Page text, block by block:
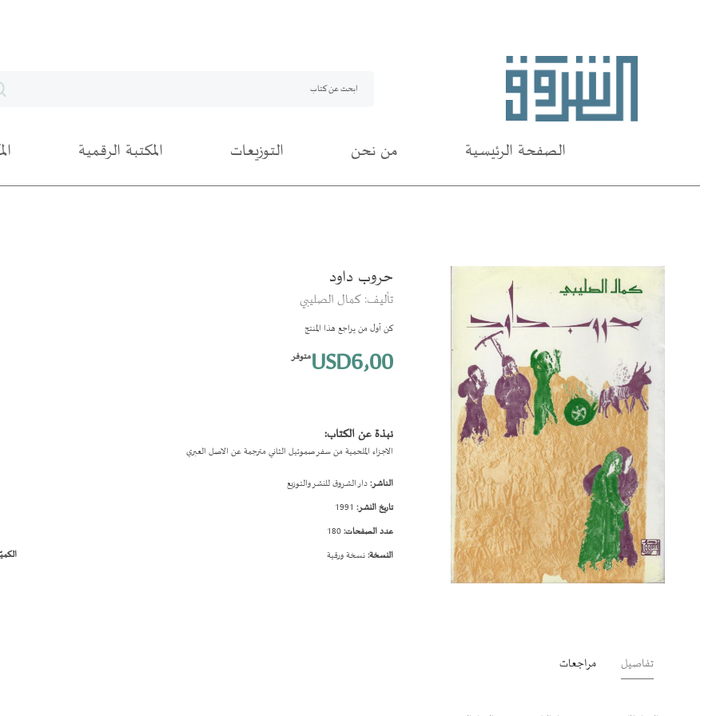
الصفحة الرئيسية من نحن التوزيعات المكتبة الرقمية
حروب داود
تأليف: كمال الصليبي
كن أول من يراجع هذا المنتج
USD6٫00متوفر
نبذة عن الكتاب:
الاجزاء الملحمية من سفر صموئيل الثاني مترجمة عن الاصل العبري
الناشر:دار الشروق للنشر والتوزيع
تاريخ النشر:
عدد الصفحات:180
النسخة:نسخة ورقية
انتقل
الصورتفاصيل مراجعات